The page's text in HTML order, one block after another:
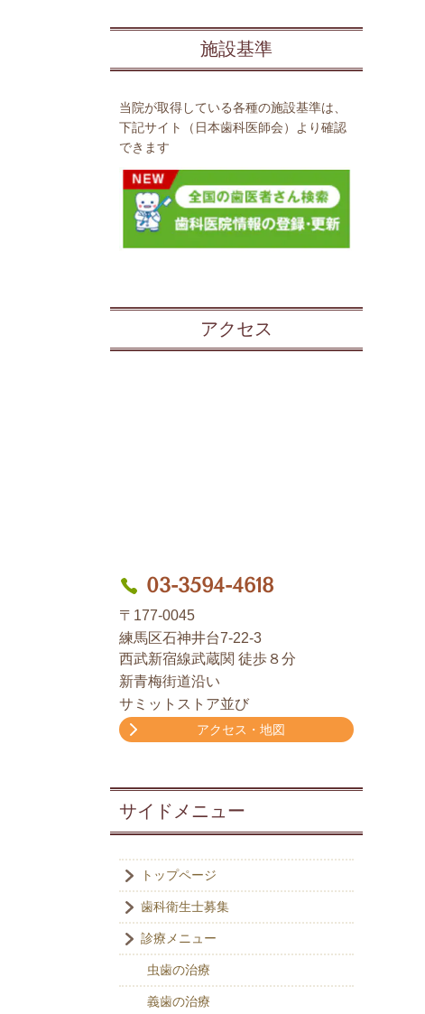
施設基準
当院が取得している各種の施設基準は、
下記サイト（日本歯科医師会）より確認
できます
アクセス
03-3594-4618
〒177-0045
練馬区石神井台7-22-3
西武新宿線武蔵関 徒歩８分
新青梅街道沿い
サミットストア並び
アクセス・地図
サイドメニュー
トップページ
歯科衛生士募集
診療メニュー
虫歯の治療
義歯の治療